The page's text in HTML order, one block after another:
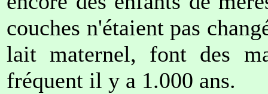
couches n'étaient pas
lait maternel, font des
fréquent il y a 1.000 ans.